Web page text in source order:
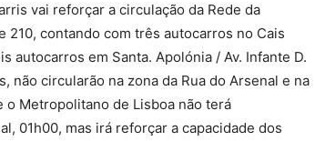
vai reforçar a circulação da Rede da
210, contando com três autocarros no Cais
autocarros em Santa. Apolónia / Av. Infante D.
circularão na zona da Rua do Arsenal e na
o Metropolitano de Lisboa não terá
01h00, mas irá reforçar a capacidade dos